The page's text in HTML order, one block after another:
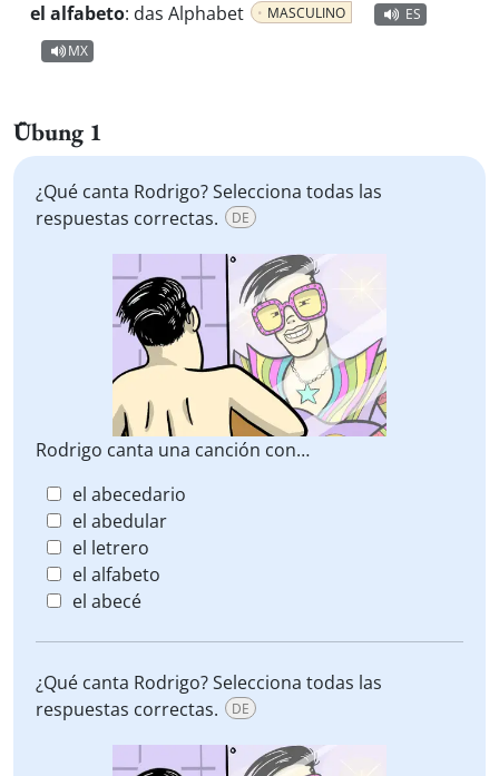
el alfabeto: das Alphabet MASCULINO
ES
MX
Übung 1
¿Qué canta Rodrigo? Selecciona todas las
respuestas correctas.
DE
Rodrigo canta una canción con…
el abecedario
el abedular
el letrero
el alfabeto
el abecé
¿Qué canta Rodrigo? Selecciona todas las
respuestas correctas.
DE